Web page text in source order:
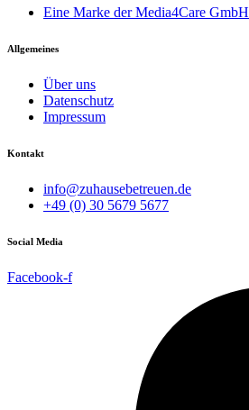
Eine Marke der Media4Care GmbH
Allgemeines
Über uns
Datenschutz
Impressum
Kontakt
info@zuhausebetreuen.de
+49 (0) 30 5679 5677
Social Media
Facebook-f